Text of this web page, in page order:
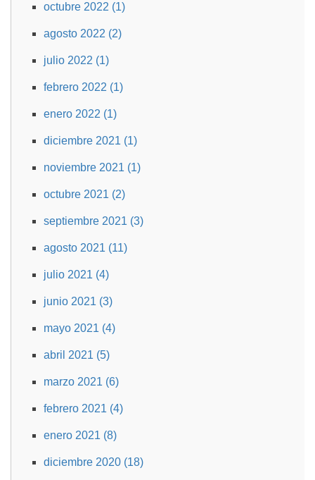
octubre 2022 (1)
agosto 2022 (2)
julio 2022 (1)
febrero 2022 (1)
enero 2022 (1)
diciembre 2021 (1)
noviembre 2021 (1)
octubre 2021 (2)
septiembre 2021 (3)
agosto 2021 (11)
julio 2021 (4)
junio 2021 (3)
mayo 2021 (4)
abril 2021 (5)
marzo 2021 (6)
febrero 2021 (4)
enero 2021 (8)
diciembre 2020 (18)